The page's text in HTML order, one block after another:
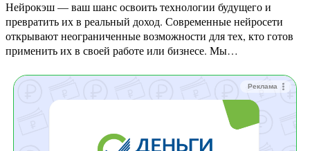
Нейрокэш — ваш шанс освоить технологии будущего и
превратить их в реальный доход. Современные нейросети
открывают неограниченные возможности для тех, кто готов
применить их в своей работе или бизнесе. Мы…
Реклама